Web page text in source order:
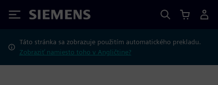
Siemens
Táto stránka sa zobrazuje použitím automatického prekladu.
Zobraziť namiesto toho v Angličtine?